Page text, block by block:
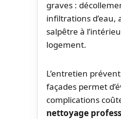
graves :
infiltrations d’eau,
salpêtre à
logement.
L’entretien
façades permet
complications
nettoyage